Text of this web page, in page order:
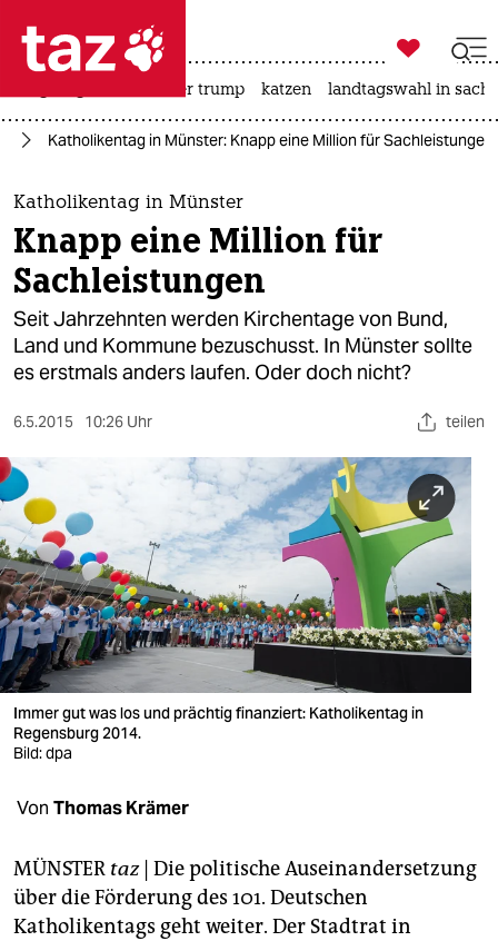
 taz zahl ich
taz zahl ich
themen
politik
öko
gesellschaft
sport
berlin
nord
wahrheit
verlag
verlag
veranstaltungen
unterstützen
abo

taz zahl ich
usa unter trump katzen landtagswahl in
Katholikentag in Münster: Knapp eine Million für Sachleistungen
Katholikentag in Münster
Knapp eine Million für
Sachleistungen
Seit Jahrzehnten werden Kirchentage von Bund,
Land und Kommune bezuschusst. In Münster sollte
es erstmals anders laufen. Oder doch nicht?
6.5.2015 10:26 Uhr teilen
Immer gut was los und prächtig finanziert: Katholikentag in
Regensburg 2014.
Bild: dpa
Von Thomas Krämer
MÜNSTER taz | Die politische Auseinandersetzung
über die Förderung des 101. Deutschen
Katholikentags geht weiter. Der Stadtrat in